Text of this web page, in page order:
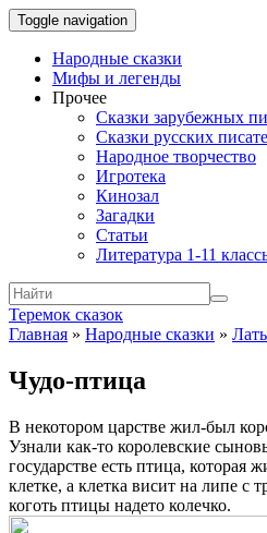
Toggle navigation
Народные сказки
Мифы и легенды
Прочее
Сказки зарубежных
Сказки русских
Народное творчество
Игротека
Кинозал
Загадки
Статьи
Литература 1-11
Теремок сказок
Главная » Народные сказки »
Чудо-птица
В некотором царстве жил-был
Узна­ли как-то королевские
государстве есть птица, которая
клетке, а клетка висит на липе с
коготь птицы надето колечко.